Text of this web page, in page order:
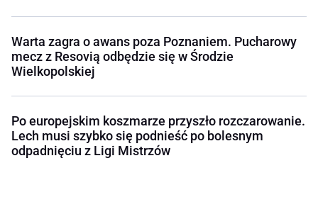
Warta zagra o awans poza Poznaniem. Pucharowy
mecz z Resovią odbędzie się w Środzie
Wielkopolskiej
Po europejskim koszmarze przyszło rozczarowanie.
Lech musi szybko się podnieść po bolesnym
odpadnięciu z Ligi Mistrzów